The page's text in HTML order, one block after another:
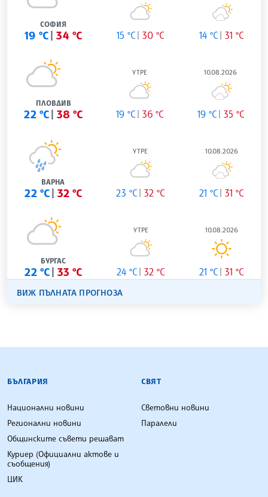
СОФИЯ
19 °C 34 °C 15 °C 30 °C 14 °C 31 °C
ПЛОВДИВ
22 °C 38 °C
УТРЕ
19 °C 36 °C
10.08.2026
19 °C 35 °C
ВАРНА
22 °C 32 °C
УТРЕ
23 °C 32 °C
10.08.2026
21 °C 31 °C
БУРГАС
22 °C 33 °C
УТРЕ
24 °C 32 °C
10.08.2026
21 °C 31 °C
ВИЖ ПЪЛНАТА ПРОГНОЗА
БЪЛГАРСКА ТЕЛЕГРАФНА АГЕНЦИЯ
БЪЛГАРИЯ
Национални новини
Регионални новини
Общинските съвети решават
Куриер (Официални актове и
съобщения)
ЦИК
СВЯТ
Световни новини
Паралели